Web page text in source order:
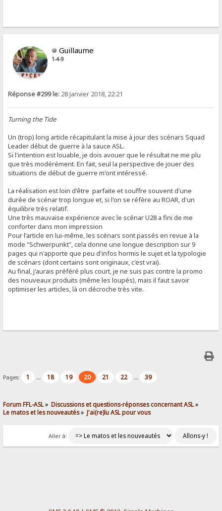
Guillaume
1-4-9
Réponse #299 le: 28 Janvier 2018, 22:21
Turning the Tide
Un (trop) long article récapitulant la mise à jour des scénars Squad
Leader début de guerre à la sauce ASL.
Si l'intention est louable, je dois avouer que le résultat ne me plu
que très modérément. En fait, seul la perspective de jouer des
situations de début de guerre m'ont intéressé.
La réalisation est loin d'être parfaite et souffre souvent d'une
durée de scénar trop longue et, si l'on se réfère au ROAR, d'un
équilibre très relatif.
Une très mauvaise expérience avec le scénar U28 a fini de me
conforter dans mon impression
Pour l'article en lui-même, les scénars sont passés en revue à la
mode "Schwerpunkt", cela donne une longue description sur 9
pages qui n'apporte que peu d'infos hormis le sujet et la typologie
de scénars (dont certains sont originaux, c'est vrai).
Au final, j'aurais préféré plus court, je ne suis pas contre la promo
des nouveaux produits (même les loupés), mais il faut savoir
optimiser les articles, là on décroche très vite.
Pages: 1 ... 18 19 20 21 22 ... 39
Forum FFL-ASL» Discussions et questions-réponses concernant ASL»
Le matos et les nouveautés» J'ai(re)lu ASL pour vous
Aller à: